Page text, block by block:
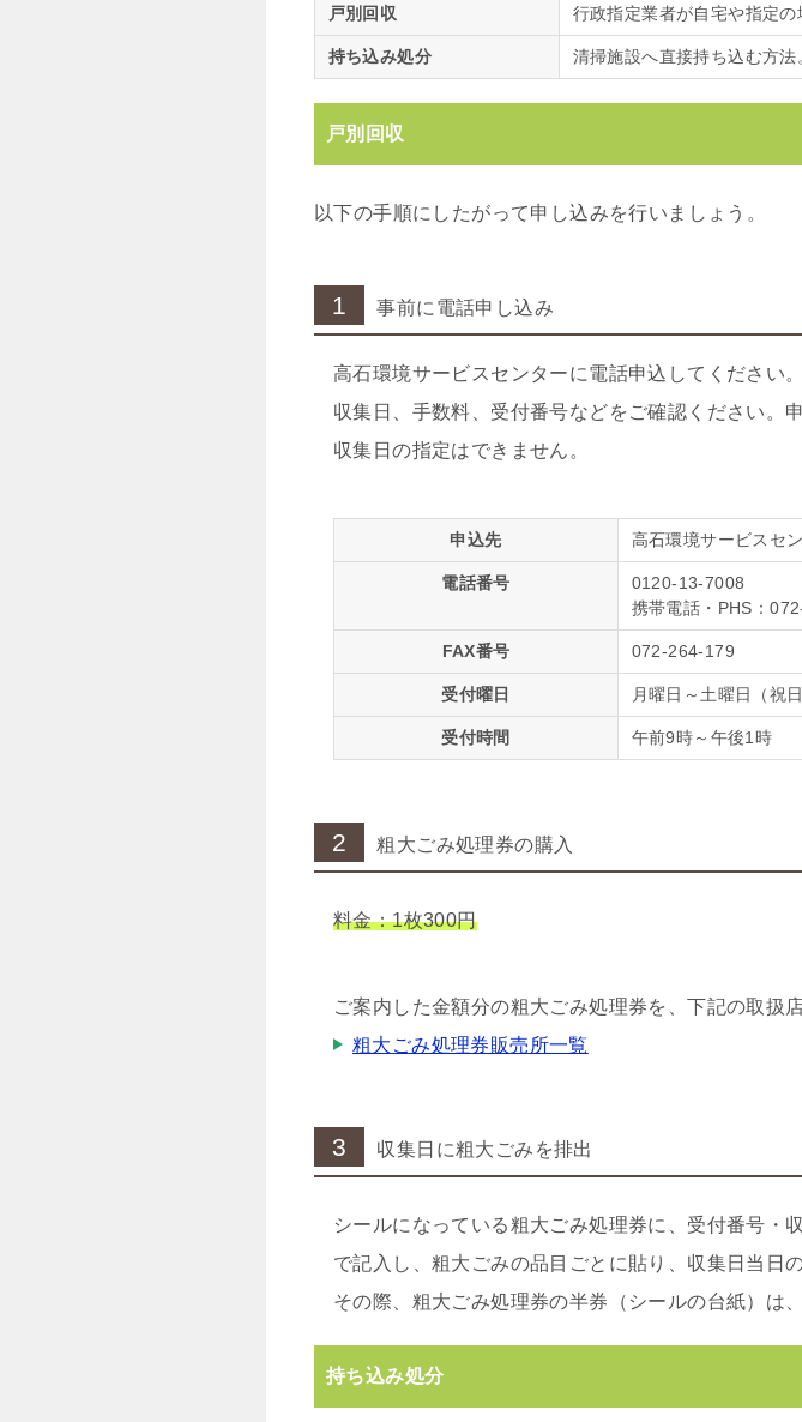
戸別回収 行政指定業者が自宅や指定の
持ち込み処分 清掃施設へ直接持ち込む方法
戸別回収
以下の手順にしたがって申し込みを行いましょう。
1 事前に電話申し込み
高石環境サービスセンターに電話申込してください。
収集日、手数料、受付番号などをご確認ください。
収集日の指定はできません。
申込先 高石環境サービスセ
電話番号
0120-13-7008
携帯電話・PHS：
FAX番号 072-264-179
受付曜日 月曜日～土曜日（祝
受付時間 午前9時～午後1時
2 粗大ごみ処理券の購入
料金：1枚300円
ご案内した金額分の粗大ごみ処理券を、下記の取扱
粗大ごみ処理券販売所一覧
3 収集日に粗大ごみを排出
シールになっている粗大ごみ処理券に、受付番号・
で記入し、粗大ごみの品目ごとに貼り、収集日当日
その際、粗大ごみ処理券の半券（シールの台紙）は
持ち込み処分